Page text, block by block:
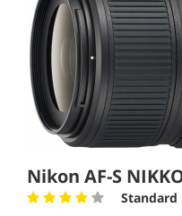
Nikon AF-S